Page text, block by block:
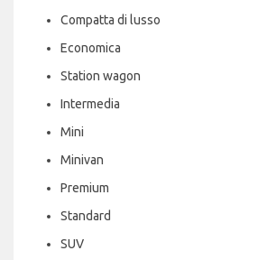
Compatta di lusso
Economica
Station wagon
Intermedia
Mini
Minivan
Premium
Standard
SUV